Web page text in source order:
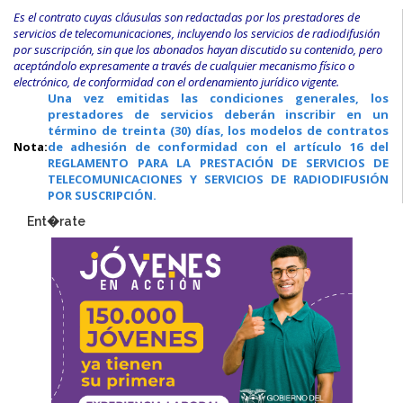
Es el contrato cuyas cláusulas son redactadas por los prestadores de
servicios de telecomunicaciones, incluyendo los servicios de radiodifusión
por suscripción, sin que los abonados hayan discutido su contenido, pero
aceptándolo expresamente a través de cualquier mecanismo físico o
electrónico, de conformidad con el ordenamiento jurídico vigente.
Nota:
Una vez emitidas las condiciones generales, los
prestadores de servicios deberán inscribir en un
término de treinta (30) días, los modelos de contratos
de adhesión de conformidad con el artículo 16 del
REGLAMENTO PARA LA PRESTACIÓN DE SERVICIOS DE
TELECOMUNICACIONES Y SERVICIOS DE RADIODIFUSIÓN
POR SUSCRIPCIÓN.
Ent�rate